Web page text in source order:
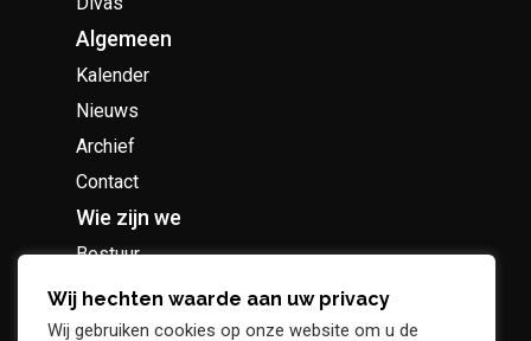
Algemeen
Kalender
Nieuws
Archief
Contact
Wie zijn we
Bestuur
Geschiedenis
Supportersclub
Wij hechten waarde aan uw privacy
Wij gebruiken cookies op onze website om u de